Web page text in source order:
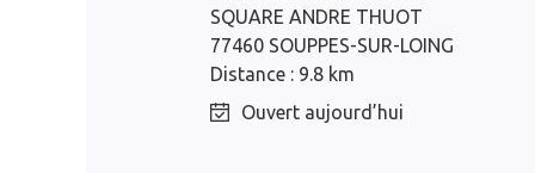
SQUARE ANDRE THUOT
77460 SOUPPES-SUR-LOING
Distance : 9.8 km
Ouvert aujourd’hui